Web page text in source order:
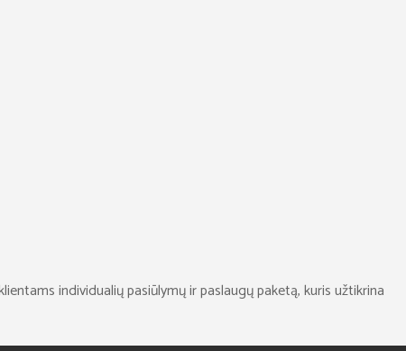
individualių pasiūlymų ir paslaugų paketą, kuris užtikrina